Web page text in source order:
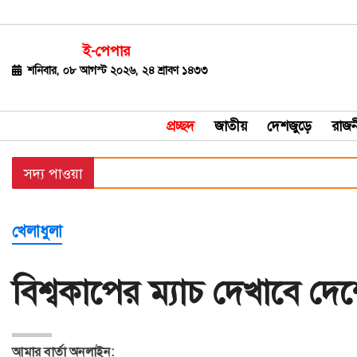
ই-পেপার
শনিবার, ০৮ আগস্ট ২০২৬, ২৪ শ্রাবণ ১৪৩৩
প্রচ্ছদ জাতীয় দেশজুড়ে
জাতীয়
রাজনীতি
বিশ্ব
বাণিজ্য
বিনোদন
খেলাধুলা
ধর্ম
সদ্য পাওয়া
খেলাধুলা
বিশ্বকাপের ম্যাচ দেখাবে
আমার বার্তা অনলাইন: